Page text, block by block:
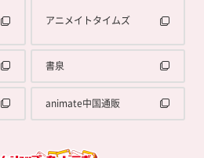
アニメイトタイムズ
書泉
animate中国通販